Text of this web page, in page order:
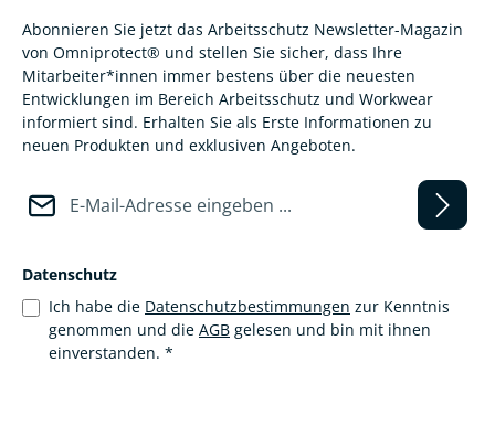
Abonnieren Sie jetzt das Arbeitsschutz Newsletter-Magazin
von Omniprotect® und stellen Sie sicher, dass Ihre
Mitarbeiter*innen immer bestens über die neuesten
Entwicklungen im Bereich Arbeitsschutz und Workwear
informiert sind. Erhalten Sie als Erste Informationen zu
neuen Produkten und exklusiven Angeboten.
Datenschutz
Ich habe die Datenschutzbestimmungen zur Kenntnis
genommen und die AGB gelesen und bin mit ihnen
einverstanden. *